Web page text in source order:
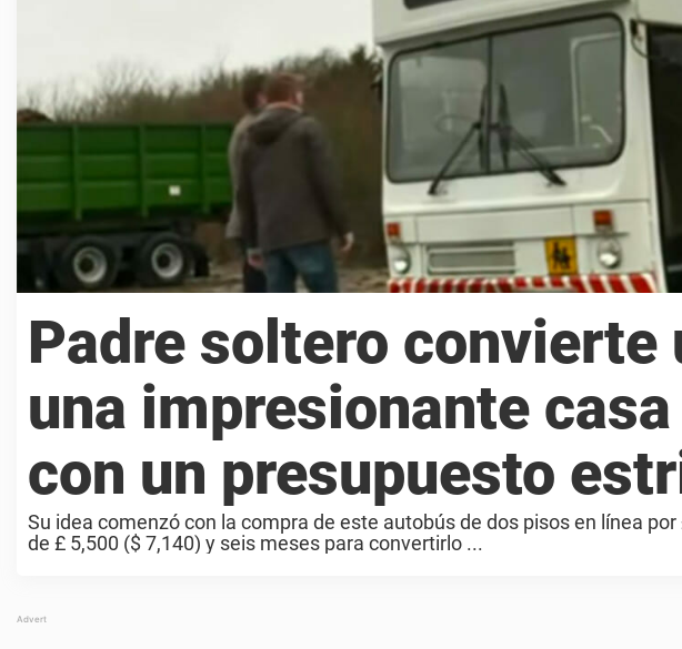
Padre soltero convierte
una impresionante
con un presupuesto
Su idea comenzó con la compra de este autobús de dos pisos en línea
de £ 5,500 ($ 7,140) y seis meses para convertirlo ...